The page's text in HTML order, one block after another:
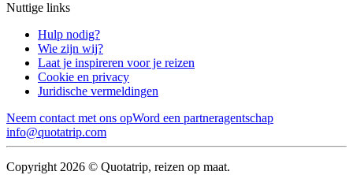
Nuttige links
Hulp nodig?
Wie zijn wij?
Laat je inspireren voor je reizen
Cookie en privacy
Juridische vermeldingen
Neem contact met ons opWord een partneragentschap
info@quotatrip.com
Copyright 2026 © Quotatrip, reizen op maat.